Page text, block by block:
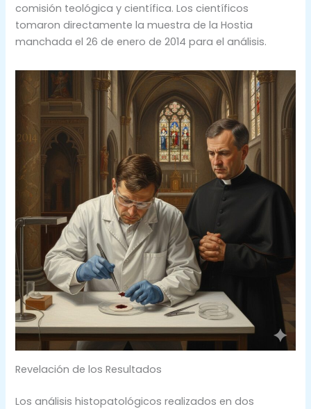
comisión teológica y científica. Los científicos
tomaron directamente la muestra de la Hostia
manchada el 26 de enero de 2014 para el análisis.
Revelación de los Resultados
Los análisis histopatológicos realizados en dos